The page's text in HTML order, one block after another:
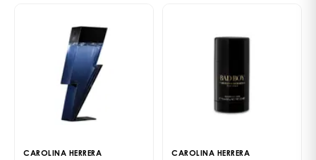
CAROLINA HERRERA CAROLINA HERRERA